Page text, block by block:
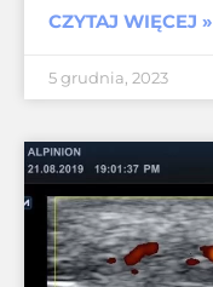
CZYTAJ WIĘCEJ »
5 grudnia, 2023